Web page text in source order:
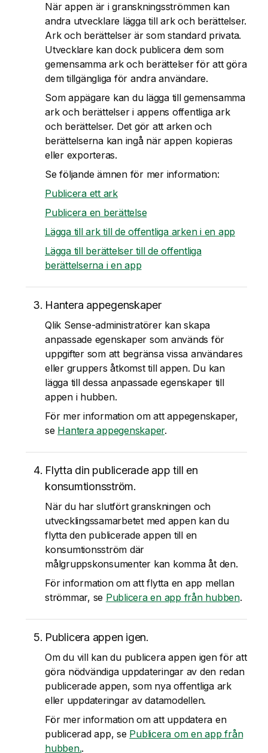
När appen är i granskningsströmmen kan
andra utvecklare lägga till ark och berättelser.
Ark och berättelser är som standard privata.
Utvecklare kan dock publicera dem som
gemensamma ark och berättelser för att göra
dem tillgängliga för andra användare.
Som appägare kan du lägga till gemensamma
ark och berättelser i appens offentliga ark
och berättelser. Det gör att arken och
berättelserna kan ingå när appen kopieras
eller exporteras.
Se följande ämnen för mer information:
Publicera ett ark
Publicera en berättelse
Lägga till ark till de offentliga arken i en app
Lägga till berättelser till de offentliga
berättelserna i en app
Hantera appegenskaper
Qlik Sense-administratörer kan skapa
anpassade egenskaper som används för
uppgifter som att begränsa vissa användares
eller gruppers åtkomst till appen. Du kan
lägga till dessa anpassade egenskaper till
appen i hubben.
För mer information om att appegenskaper,
se Hantera appegenskaper.
Flytta din publicerade app till en
konsumtionsström.
När du har slutfört granskningen och
utvecklingssamarbetet med appen kan du
flytta den publicerade appen till en
konsumtionsström där
målgruppskonsumenter kan komma åt den.
För information om att flytta en app mellan
strömmar, se Publicera en app från hubben.
Publicera appen igen.
Om du vill kan du publicera appen igen för att
göra nödvändiga uppdateringar av den redan
publicerade appen, som nya offentliga ark
eller uppdateringar av datamodellen.
För mer information om att uppdatera en
publicerad app, se Publicera om en app från
hubben..